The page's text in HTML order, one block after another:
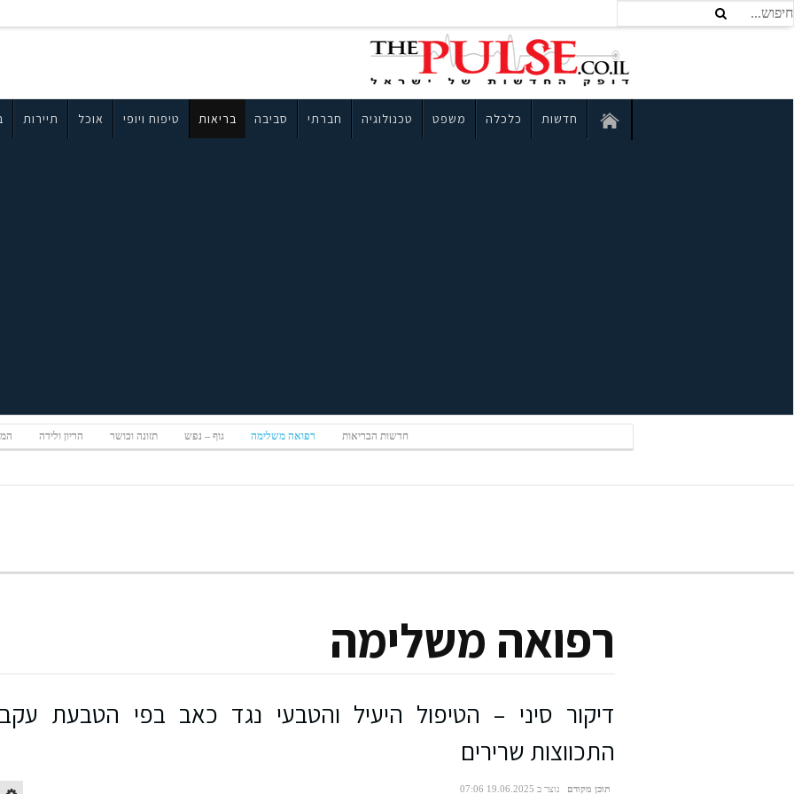
חדשות כלכלה משפט טכנולוגיה חברתי סביבה בריאות טיפוח ויופי אוכל תיירות
חדשות הבריאות רפואה משלימה גוף – נפש תזונה וכושר הריון ולידה
רפואה משלימה
דיקור סיני – הטיפול היעיל והטבעי נגד כאב בפי הטבעת עקב
התכווצות שרירים
תוכן מקודם נוצר ב 19.06.2025 07:06